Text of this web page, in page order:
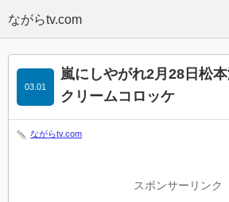
嵐にしやがれ2月28日松
クリームコロッケ
03.01
ながらtv.com
スポンサーリンク